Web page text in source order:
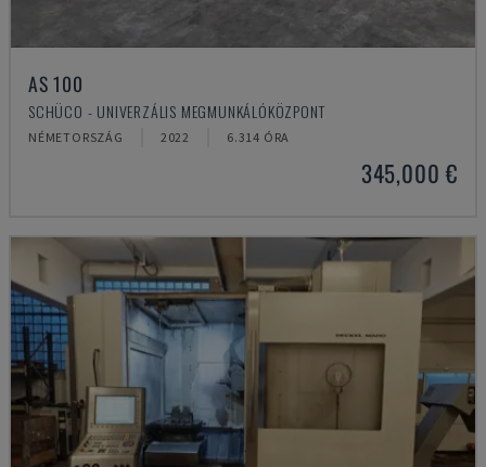
AS 100
SCHÜCO - UNIVERZÁLIS MEGMUNKÁLÓKÖZPONT
NÉMETORSZÁG 2022 6.314 ÓRA
345,000 €